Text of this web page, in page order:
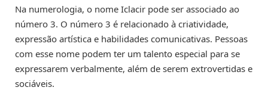
Na numerologia, o nome Iclacir pode ser associado ao
número 3. O número 3 é relacionado à criatividade,
expressão artística e habilidades comunicativas. Pessoas
com esse nome podem ter um talento especial para se
expressarem verbalmente, além de serem extrovertidas e
sociáveis.